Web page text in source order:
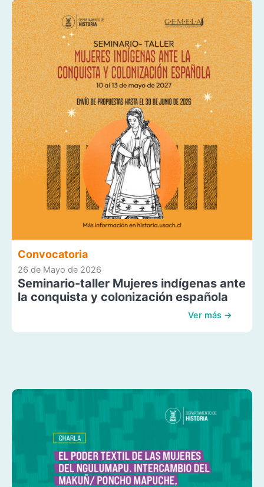
Convocatoria
26 de Mayo de 2026
Seminario-taller Mujeres indígenas ante
la conquista y colonización española
Ver más →